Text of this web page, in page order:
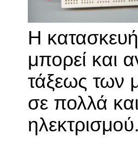
Η
μπορεί και
τάξεως των
σε πολλά